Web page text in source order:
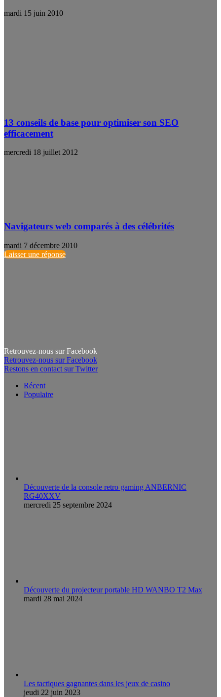
mardi 15 juin 2010
13 conseils de base pour optimiser son SEO
efficacement
mercredi 18 juillet 2012
Navigateurs web comparés à des célébrités
mardi 7 décembre 2010
Laisser une réponse
Retrouvez-nous sur Facebook
Retrouvez-nous sur Facebook
Restons en contact sur Twitter
Récent
Populaire
Découverte de la console retro gaming ANBERNIC
RG40XXV
mercredi 25 septembre 2024
Découverte du projecteur portable HD WANBO T2 Max
mardi 28 mai 2024
Les tactiques gagnantes dans les jeux de casino
jeudi 22 juin 2023